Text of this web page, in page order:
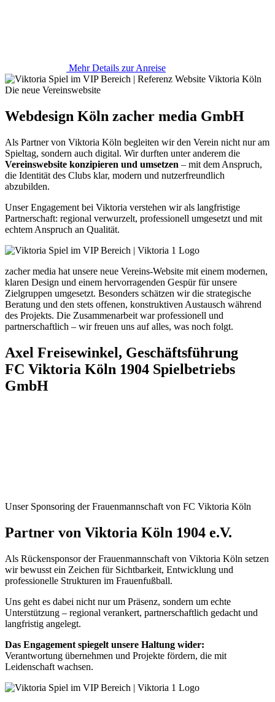
Mehr Details zur Anreise
Die neue Vereinswebsite
Webdesign Köln zacher media GmbH
Als Partner von Viktoria Köln begleiten wir den Verein nicht nur am
Spieltag, sondern auch digital. Wir durften unter anderem die
Vereinswebsite konzipieren und umsetzen – mit dem Anspruch,
die Identität des Clubs klar, modern und nutzerfreundlich
abzubilden.
Unser Engagement bei Viktoria verstehen wir als langfristige
Partnerschaft: regional verwurzelt, professionell umgesetzt und mit
echtem Anspruch an Qualität.
zacher media hat unsere neue Vereins-Website mit einem modernen,
klaren Design und einem hervorragenden Gespür für unsere
Zielgruppen umgesetzt. Besonders schätzen wir die strategische
Beratung und den stets offenen, konstruktiven Austausch während
des Projekts. Die Zusammenarbeit war professionell und
partnerschaftlich – wir freuen uns auf alles, was noch folgt.
Axel Freisewinkel, Geschäftsführung
FC Viktoria Köln 1904 Spielbetriebs
GmbH
Unser Sponsoring der Frauen­mannschaft von FC Viktoria Köln
Partner von Viktoria Köln 1904 e.V.
Als Rückensponsor der Frauenmannschaft von Viktoria Köln setzen
wir bewusst ein Zeichen für Sichtbarkeit, Entwicklung und
professionelle Strukturen im Frauenfußball.
Uns geht es dabei nicht nur um Präsenz, sondern um echte
Unterstützung – regional verankert, partnerschaftlich gedacht und
langfristig angelegt.
Das Engagement spiegelt unsere Haltung wider:
Verantwortung übernehmen und Projekte fördern, die mit
Leidenschaft wachsen.